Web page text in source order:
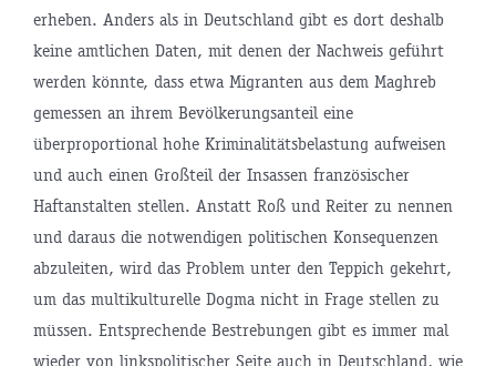
erheben. Anders als in Deutschland gibt es dort deshalb
keine amtlichen Daten, mit denen der Nachweis geführt
werden könnte, dass etwa Migranten aus dem Maghreb
gemessen an ihrem Bevölkerungsanteil eine
überproportional hohe Kriminalitätsbelastung aufweisen
und auch einen Großteil der Insassen französischer
Haftanstalten stellen. Anstatt Roß und Reiter zu nennen
und daraus die notwendigen politischen Konsequenzen
abzuleiten, wird das Problem unter den Teppich gekehrt,
um das multikulturelle Dogma nicht in Frage stellen zu
müssen. Entsprechende Bestrebungen gibt es immer mal
wieder von linkspolitischer Seite auch in Deutschland, wie